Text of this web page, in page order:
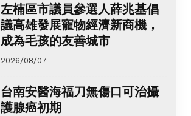
左楠區市議員參選人薛兆基倡
議高雄發展寵物經濟新商機，
成為毛孩的友善城市
2026/08/07
台南安醫海福刀無傷口可治攝
護腺癌初期